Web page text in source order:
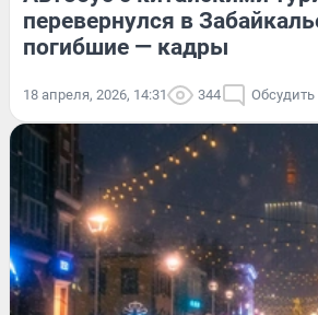
перевернулся в
погибшие — кадры
18 апреля, 2026, 14:31 344 Обсудить